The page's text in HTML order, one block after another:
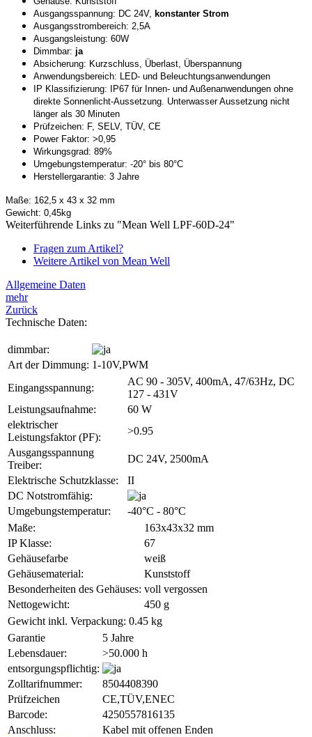
Ausgangsspannung: DC 24V, konstanter Strom
Ausgangsstrombereich: 2,5A
Ausgangsleistung: 60W
Dimmbar: ja
Absicherung: Kurzschluss, Überlast, Überspannung
Anwendungsbereich: LED- und Beleuchtungsanwendungen
IP Klassifizierung: IP67 für Innen- und Außenanwendungen ohne
direkte Sonnenlicht-Aussetzung. Unterwasser Aussetzung nicht
länger als 30 Minuten
Prüfzeichen: F, SELV, TÜV, CE
Power Faktor: >0,95
Wirkungsgrad: 89%
Umgebungstemperatur: -20° bis 80°C
Herstellergarantie: 3 Jahre
Maße: 162,5 x 43 x 32 mm
Gewicht: 0,45kg
Weiterführende Links zu "Mean Well LPF-60D-24"
Fragen zum Artikel?
Weitere Artikel von Mean Well
Allgemeine Daten
mehr
Zurück
Technische Daten:
dimmbar:
Art der Dimmung: 1-10V,PWM
Eingangsspannung:
AC 90 - 305V, 400mA, 47/63Hz, DC
127 - 431V
Leistungsaufnahme:
60 W
elektrischer
Leistungsfaktor (PF):
>0.95
Ausgangsspannung
Treiber:
DC 24V, 2500mA
Elektrische Schutzklasse:
II
DC Notstromfähig:
Umgebungstemperatur:
-40°C - 80°C
Maße:
163x43x32 mm
IP Klasse:
67
Gehäusefarbe
weiß
Gehäusematerial:
Kunststoff
Besonderheiten des Gehäuses: voll vergossen
Nettogewicht:
450 g
Gewicht inkl. Verpackung: 0.45 kg
Garantie
5 Jahre
Lebensdauer:
>50.000 h
entsorgungspflichtig:
Zolltarifnummer:
8504408390
Prüfzeichen
CE,TÜV,ENEC
Barcode:
4250557816135
Anschluss:
Kabel mit offenen Enden